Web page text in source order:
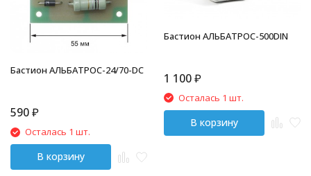
Бастион АЛЬБАТРОС-24/70-DC
590₽
Осталась 1 шт.
В корзину
Бастион АЛЬБАТРОС-500DIN
1 100₽
Осталась 1 шт.
В корзину